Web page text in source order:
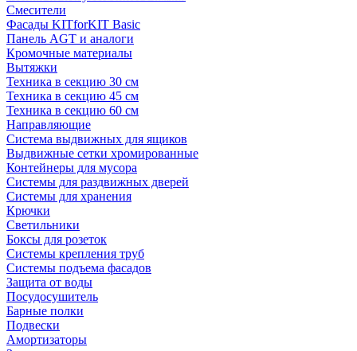
Смесители
Фасады KITforKIT Basic
Панель AGT и аналоги
Кромочные материалы
Вытяжки
Техника в секцию 30 см
Техника в секцию 45 см
Техника в секцию 60 см
Направляющие
Система выдвижных для ящиков
Выдвижные сетки хромированные
Контейнеры для мусора
Системы для раздвижных дверей
Системы для хранения
Крючки
Светильники
Боксы для розеток
Системы крепления труб
Системы подъема фасадов
Защита от воды
Посудосушитель
Барные полки
Подвески
Амортизаторы